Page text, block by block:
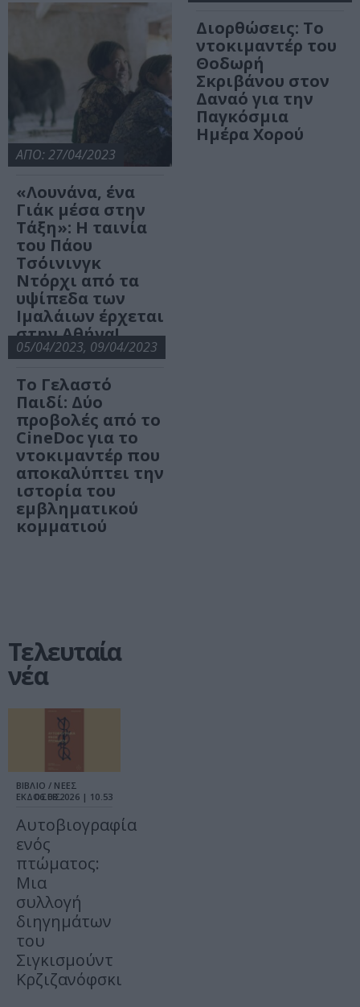
ΑΠΟ: 27/04/2023
«Λουνάνα, ένα
Γιάκ μέσα στην
Τάξη»: Η ταινία
του Πάου
Τσόινινγκ
Ντόρχι από τα
υψίπεδα των
Ιμαλάιων έρχεται
στην Αθήνα!
Διορθώσεις: Το
ντοκιμαντέρ του
Θοδωρή
Σκριβάνου στον
Δαναό για την
Παγκόσμια
Ημέρα Χορού
05/04/2023, 09/04/2023
Το Γελαστό
Παιδί: Δύο
προβολές από το
CineDoc για το
ντοκιμαντέρ που
αποκαλύπτει την
ιστορία του
εμβληματικού
κομματιού
Τελευταία
νέα
ΒΙΒΛΙΟ / ΝΕΕΣ
ΕΚΔΟΣΕΙΣ
06.08.2026 | 10.53
Αυτοβιογραφία
ενός
πτώματος:
Μια
συλλογή
διηγημάτων
του
Σιγκισμούντ
Κρζιζανόφσκι